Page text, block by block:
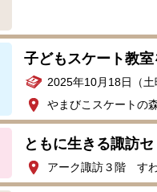
子どもスケート教
2025年10月18日（
やまびこスケートの
ともに生きる諏訪
アーク諏訪３階 す